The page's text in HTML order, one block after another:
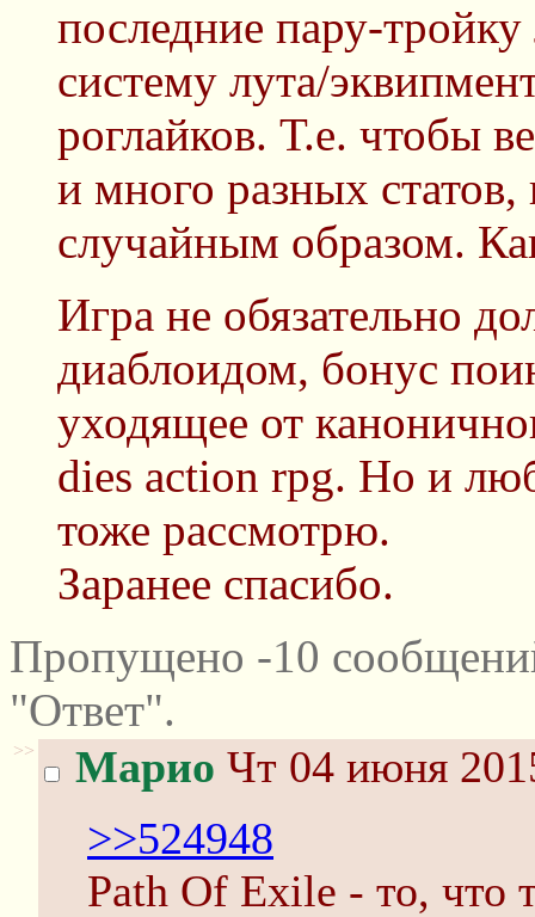
последние пару-
систему лута/
роглайков. Т.е. чтобы
и много разных
случайным образом.
Игра не обязательно
диаблоидом, бонус
уходящее от
dies action rpg. Но и
тоже рассмотрю.
Заранее спасибо.
Пропущено -10
"Ответ".
>> Марио Чт 04 июня
>>524948
Path Of Exile - то, что